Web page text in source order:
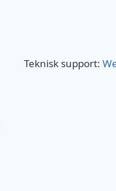
Teknisk support: